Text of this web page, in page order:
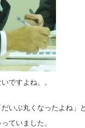
ですよね。。
いぶ丸くなったよね」
ていました。